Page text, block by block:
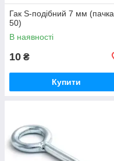
Гак S-подібний 7 мм (пачка
50)
В наявності
10 ₴
Купити